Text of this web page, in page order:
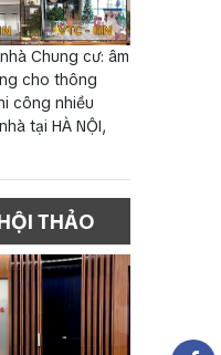
Chung cư: âm
cho thông
công nhiều
tại HÀ NỘI,
THẢO